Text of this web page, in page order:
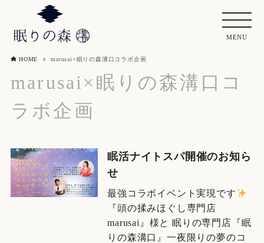
HOME marusai×眠りの森溝口コラボ企画
marusai×眠りの森溝口コ
ラボ企画
眠活ナイトスパ開催のお知ら
せ
最強コラボイベント実現です
『頭の揉みほぐし専門店
marusai』様と 眠りの専門店『眠
りの森溝口』一夜限りの夢のコ